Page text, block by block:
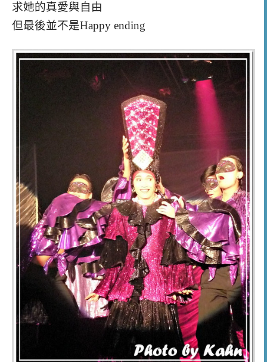
求她的真愛與自由
但最後並不是Happy ending